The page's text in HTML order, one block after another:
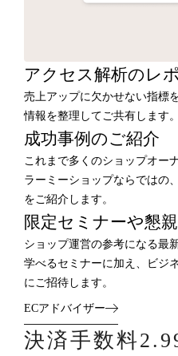
アクセス解析のレ
売上アップに欠かせない指標
情報を整理してご共有します。
成功事例のご紹介
これまで多くのショップオー
ラーミーショップならではの
をご紹介します。
限定セミナーや懇
ショップ運営の参考になる最
学べるセミナーに加え、ビジ
にご招待します。
ECアドバイザー
決済手数料